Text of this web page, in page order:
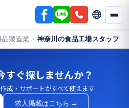
品製造業 › 神奈川の食品工場スタッフ
ぐ探しませんか？
成・サポートがすべて使えます
求人掲載はこちら →